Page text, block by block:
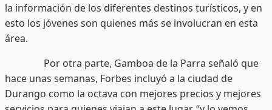
la información de los diferentes destinos turísticos, y en
esto los jóvenes son quienes más se involucran en esta
área.
Por otra parte, Gamboa de la Parra señaló que
hace unas semanas, Forbes incluyó a la ciudad de
Durango como la octava con mejores precios y mejores